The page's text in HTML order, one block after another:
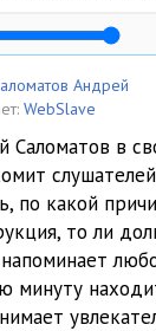
столяр
мы с Гошей играли
влюбился
воздухоплаватель
год
Андрей
WebSlave
Саломатов в
по какой
то ли
минуту